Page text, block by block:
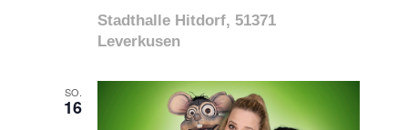
Stadthalle Hitdorf, 51371
Leverkusen
SO.
16